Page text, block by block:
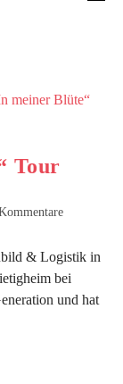
Tour
& Logistik in
bei
und hat